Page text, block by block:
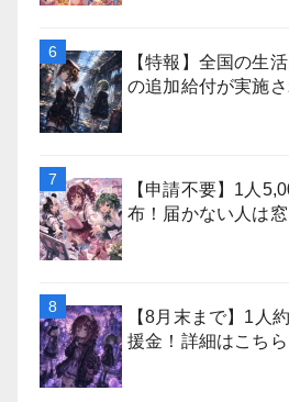
【特報】全国の生
の追加給付が実施さ
【申請不要】1人
布！届かない人は
【8月末まで】1人
援金！詳細はこちら